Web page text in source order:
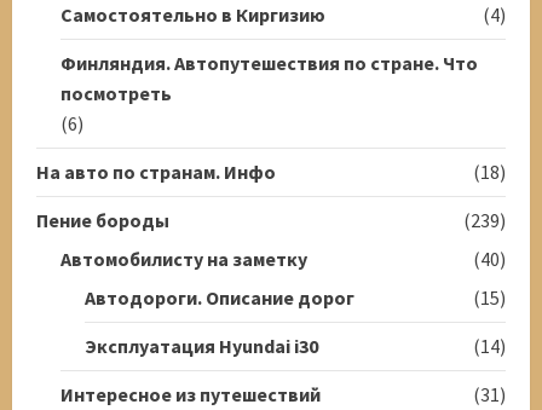
Самостоятельно в Киргизию
(4)
Финляндия. Автопутешествия по стране. Что
посмотреть
(6)
На авто по странам. Инфо
(18)
Пение бороды
(239)
Автомобилисту на заметку
(40)
Автодороги. Описание дорог
(15)
Эксплуатация Hyundai i30
(14)
Интересное из путешествий
(31)